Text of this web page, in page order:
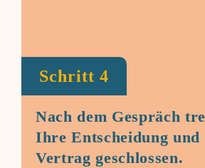
Schritt 4
Nach dem Gespräch
Ihre Entscheidung und
Vertrag geschlossen.